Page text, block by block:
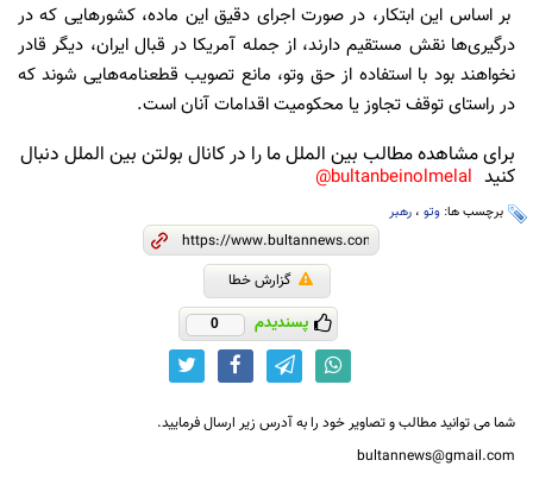
بر اساس این ابتکار، در صورت اجرای دقیق این ماده، کشورهایی که در
درگیری‌ها نقش مستقیم دارند، از جمله آمریکا در قبال ایران، دیگر قادر
نخواهند بود با استفاده از حق وتو، مانع تصویب قطعنامه‌هایی شوند که
در راستای توقف تجاوز یا محکومیت اقدامات آنان است.
برای مشاهده مطالب بین الملل ما را در کانال بولتن بین الملل دنبال
کنید bultanbeinolmelal@
برچسب ها: وتو ، رهبر
گزارش خطا
پسندیدم 0
شما می توانید مطالب و تصاویر خود را به آدرس زیر ارسال فرمایید.
bultannews@gmail.com